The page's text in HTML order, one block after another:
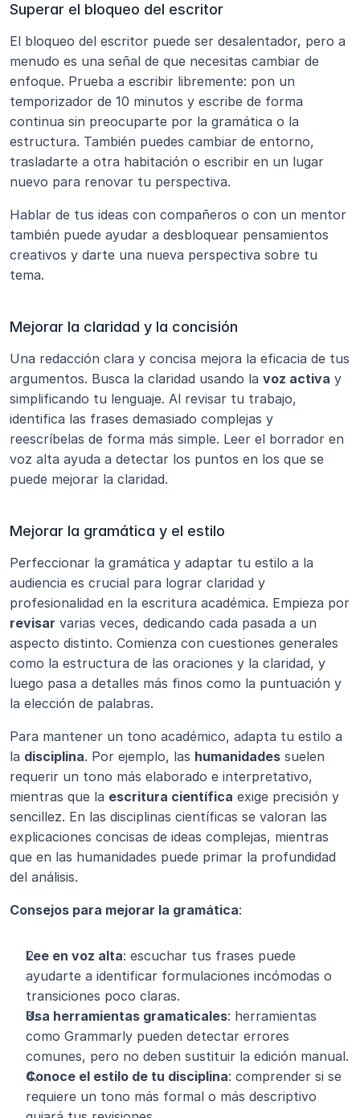
Superar el bloqueo del escritor
El bloqueo del escritor puede ser desalentador, pero a
menudo es una señal de que necesitas cambiar de
enfoque. Prueba a escribir libremente: pon un
temporizador de 10 minutos y escribe de forma
continua sin preocuparte por la gramática o la
estructura. También puedes cambiar de entorno,
trasladarte a otra habitación o escribir en un lugar
nuevo para renovar tu perspectiva.
Hablar de tus ideas con compañeros o con un mentor
también puede ayudar a desbloquear pensamientos
creativos y darte una nueva perspectiva sobre tu
tema.
Mejorar la claridad y la concisión
Una redacción clara y concisa mejora la eficacia de tus
argumentos. Busca la claridad usando la voz activa y
simplificando tu lenguaje. Al revisar tu trabajo,
identifica las frases demasiado complejas y
reescríbelas de forma más simple. Leer el borrador en
voz alta ayuda a detectar los puntos en los que se
puede mejorar la claridad.
Mejorar la gramática y el estilo
Perfeccionar la gramática y adaptar tu estilo a la
audiencia es crucial para lograr claridad y
revisar varias veces, dedicando cada pasada a un
aspecto distinto. Comienza con cuestiones generales
como la estructura de las oraciones y la claridad, y
luego pasa a detalles más finos como la puntuación y
la elección de palabras.
Para mantener un tono académico, adapta tu estilo a
la disciplina. Por ejemplo, las humanidades suelen
requerir un tono más elaborado e interpretativo,
mientras que la escritura científica exige precisión y
sencillez. En las disciplinas científicas se valoran las
explicaciones concisas de ideas complejas, mientras
que en las humanidades puede primar la profundidad
del análisis.
Consejos para mejorar la gramática:
Lee en voz alta: escuchar tus frases puede
ayudarte a identificar formulaciones incómodas o
transiciones poco claras.
Usa herramientas gramaticales: herramientas
como Grammarly pueden detectar errores
comunes, pero no deben sustituir la edición manual.
Conoce el estilo de tu disciplina: comprender si se
requiere un tono más formal o más descriptivo